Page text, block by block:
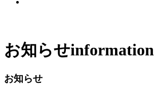
お知らせinformation
お知らせ